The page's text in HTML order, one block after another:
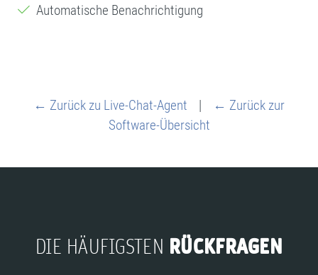
Automatische Benachrichtigung
← Zurück zu Live-Chat-Agent |
← Zurück zur
Software-Übersicht
DIE HÄUFIGSTEN RÜCKFRAGEN